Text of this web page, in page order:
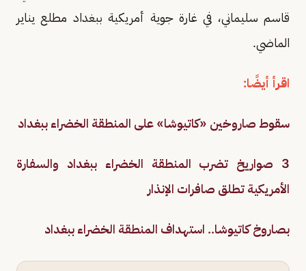
قاسم سليماني، في غارة جوية أمريكية ببغداد مطلع يناير
الماضي.
اقرأ أيضًا:
سقوط صاروخين «كاتيوشا» على المنطقة الخضراء ببغداد
3 صواريخ تضرب المنطقة الخضراء ببغداد والسفارة
الأمريكية تطلق صافرات الإنذار
بصاروخ كاتيوشا.. استهداف المنطقة الخضراء ببغداد